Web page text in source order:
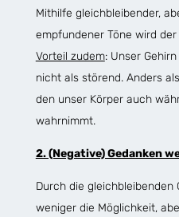
Mithilfe gleichbleibender,
empfundener Töne wird
Vorteil zudem: Unser
nicht als störend. Anders
den unser Körper auch
wahrnimmt.
2. (Negative) Gedanken
Durch die gleichbleibenden
weniger die Möglichkeit,